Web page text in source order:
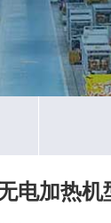
电加热机